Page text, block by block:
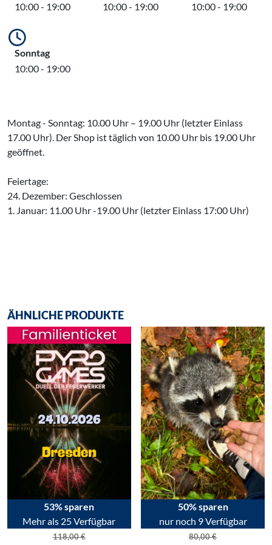
10:00 - 19:00 10:00 - 19:00 10:00 - 19:00
Sonntag
10:00 - 19:00
Montag - Sonntag: 10.00 Uhr – 19.00 Uhr (letzter Einlass
17.00 Uhr). Der Shop ist täglich von 10.00 Uhr bis 19.00 Uhr
geöffnet.
Feiertage:
24. Dezember: Geschlossen
1. Januar: 11.00 Uhr -19.00 Uhr (letzter Einlass 17:00 Uhr)
ÄHNLICHE PRODUKTE
53% sparen
Mehr als 25 Verfügbar
118,00€
50% sparen
nur noch 9 Verfügbar
80,00€